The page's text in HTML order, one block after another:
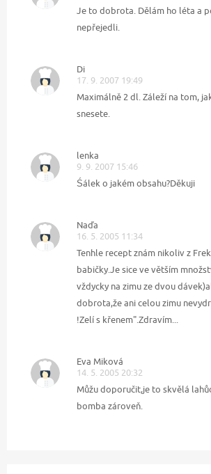
Je to dobrota. Dělám ho léta a
nepřejedli.
Di
17. 9. 2007 19:49
Maximálně 2 dl. Záleží na tom,
snesete.
lenka
9. 9. 2007 15:46
Śálek o jakém obsahu?Děkuji
Naďa
16. 5. 2005 11:34
Tenhle recept znám nikoliv z
babičky.Je sice ve větším
vždycky na zimu ze dvou
dobrota,že ani celou zimu
!Zelí s křenem".Zdravím...
Eva Miková
14. 5. 2005 20:32
Můžu doporučit,je to skvělá
bomba zároveň.